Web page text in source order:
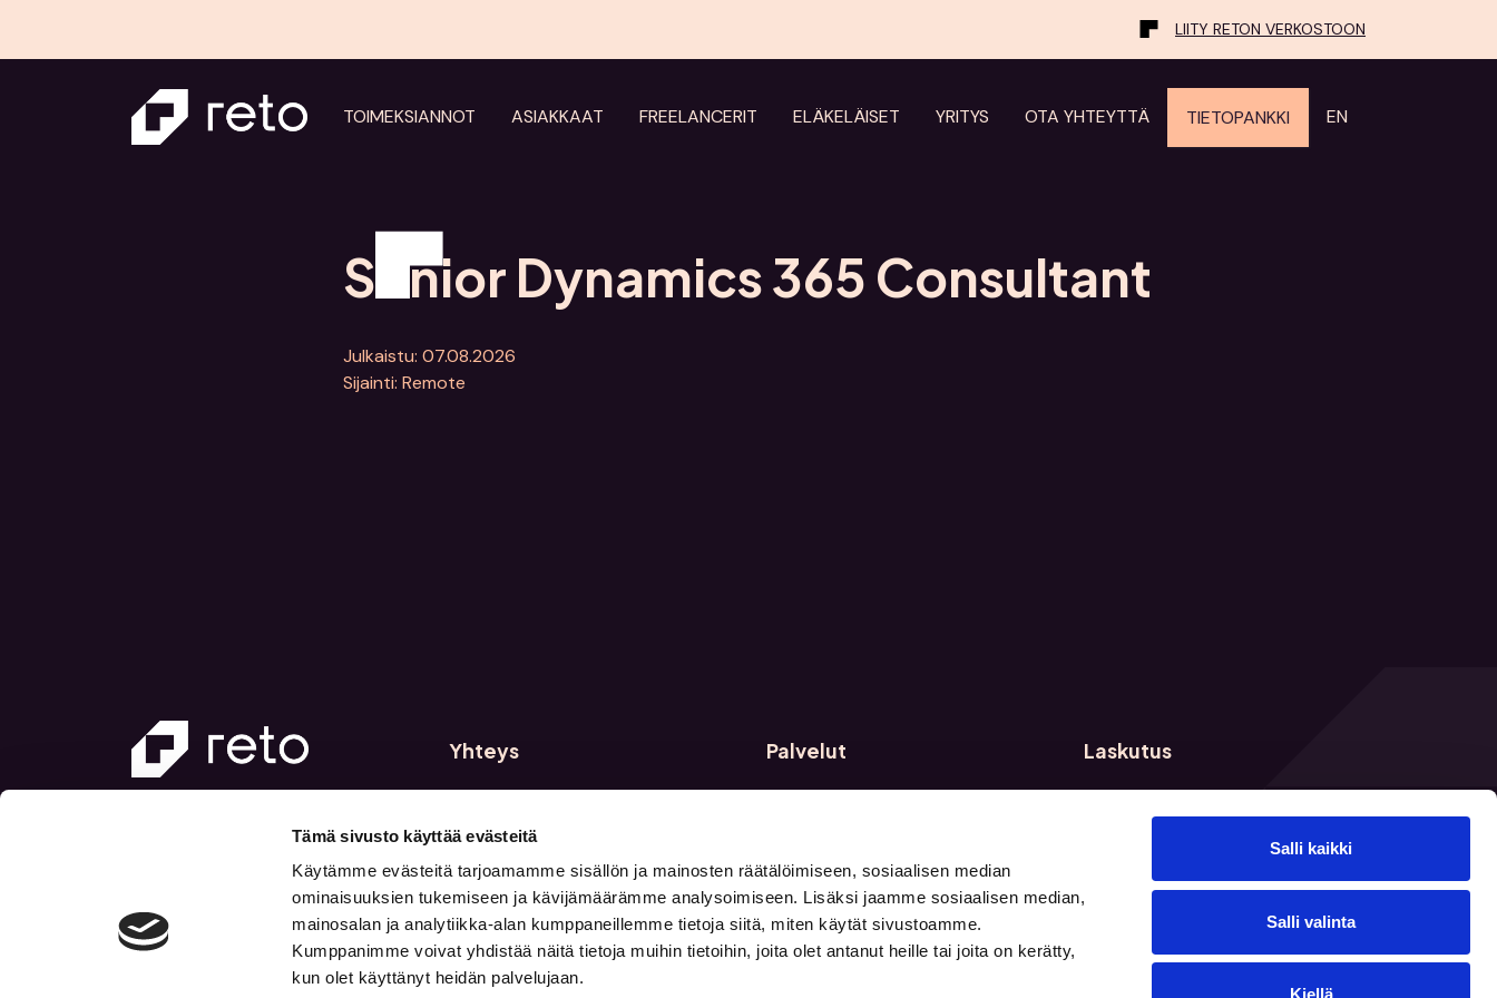
Tämä sivusto käyttää evästeitä
Käytämme evästeitä tarjoamamme sisällön ja mainosten räätälöimiseen, sosiaalisen median
ominaisuuksien tukemiseen ja kävijämäärämme analysoimiseen. Lisäksi jaamme sosiaalisen median,
mainosalan ja analytiikka-alan kumppaneillemme tietoja siitä, miten käytät sivustoamme.
Kumppanimme voivat yhdistää näitä tietoja muihin tietoihin, joita olet antanut heille tai joita on kerätty,
kun olet käyttänyt heidän palvelujaan.
Salli kaikki
Salli valinta
Kiellä
LIITY RETON VERKOSTOON
TOIMEKSIANNOT ASIAKKAAT FREELANCERIT ELÄKELÄISET YRITYS OTA YHTEYTTÄ TIETOPANKKI EN
Senior Dynamics 365 Consultant
Julkaistu: 07.08.2026
Sijainti: Remote
Yhteys
Reto Oy
00520 Helsinki
info@reto.fi
Palvelut
Freelancereille
Laskutus
E-laskutusosoite: 003731279307
ID: 003721291126